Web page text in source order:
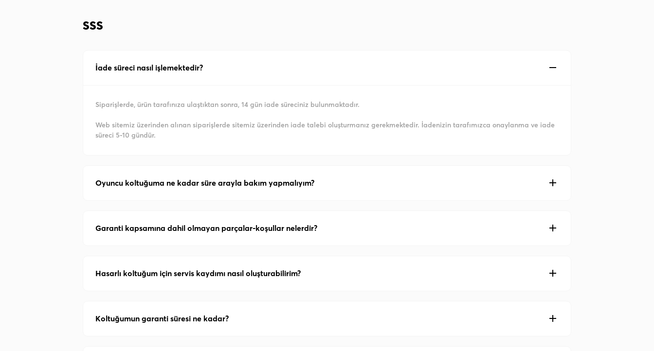
SSS
İade süreci nasıl işlemektedir?
Siparişlerde, ürün tarafınıza ulaştıktan sonra, 14 gün iade süreciniz bulunmaktadır.
Web sitemiz üzerinden alınan siparişlerde sitemiz üzerinden iade talebi oluşturmanız gerekmektedir. İadenizin tarafımızca onaylanma ve iade
süreci 5-10 gündür.
Oyuncu koltuğuma ne kadar süre arayla bakım yapmalıyım?
Garanti kapsamına dahil olmayan parçalar-koşullar nelerdir?
Hasarlı koltuğum için servis kaydımı nasıl oluşturabilirim?
Koltuğumun garanti süresi ne kadar?